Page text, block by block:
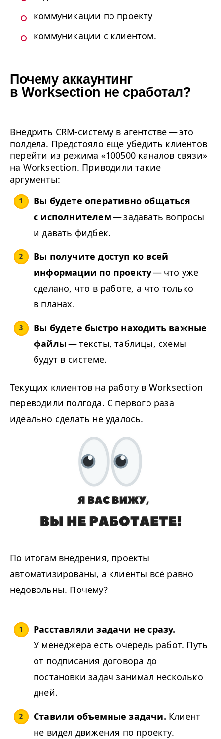
коммуникации по проекту
коммуникации с клиентом.
Почему аккаунтинг
в Worksection не сработал?
Внедрить CRM-систему в агентстве — это
полдела. Предстояло еще убедить клиентов
перейти из режима «100500 каналов связи»
на Worksection. Приводили такие
аргументы:
Вы будете оперативно общаться
с исполнителем— задавать вопросы
и давать фидбек.
Вы получите доступ ко всей
информации по проекту— что уже
сделано, что в работе, а что только
в планах.
Вы будете быстро находить важные
файлы— тексты, таблицы, схемы
будут в системе.
Текущих клиентов на работу в Worksection
переводили полгода. С первого раза
идеально сделать не удалось.
По итогам внедрения, проекты
автоматизированы, а клиенты всё равно
недовольны. Почему?
Расставляли задачи не сразу.
У менеджера есть очередь работ. Путь
от подписания договора до
постановки задач занимал несколько
дней.
Ставили объемные задачи. Клиент
не видел движения по проекту.